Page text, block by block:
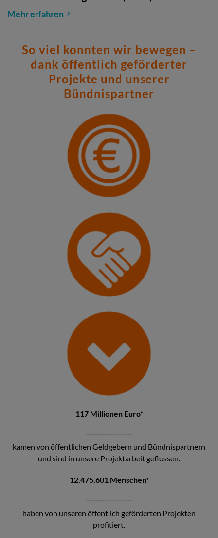
Mehr erfahren
So viel konnten wir bewegen –
dank öffentlich geförderter
Projekte und unserer
Bündnispartner
117 Millionen Euro*
kamen von öffentlichen Geldgebern und Bündnispartnern
und sind in unsere Projektarbeit geflossen.
12.475.601 Menschen*
haben von unseren öffentlich geförderten Projekten
profitiert.